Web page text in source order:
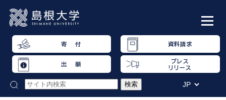
寄 付 資料請求
出 願
プレス
リリース